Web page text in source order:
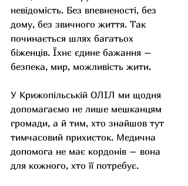
невідомість. Без впевненості, без
дому, без звичного життя. Так
починається шлях багатьох
біженців. Їхнє єдине бажання –
безпека, мир, можливість жити.
У Крижопільській ОЛІЛ ми щодня
допомагаємо не лише мешканцям
громади, а й тим, хто знайшов тут
тимчасовий прихисток. Медична
допомога не має кордонів – вона
для кожного, хто її потребує.